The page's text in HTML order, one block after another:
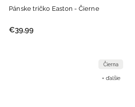
Pánske tričko Easton - Čierne
€39,99
Čierna
+ ďalšie